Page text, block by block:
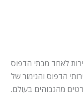
1988 והפך במהירות לאחד מבתי הדפוס
הדפוס והגימור של
מהגבוהים בעולם.